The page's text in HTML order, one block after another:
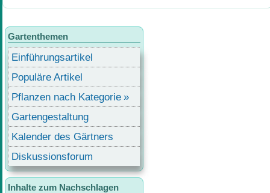
Gartenthemen
Einführungsartikel
Populäre Artikel
Pflanzen nach Kategorie
Gartengestaltung
Kalender des Gärtners
Diskussionsforum
Inhalte zum Nachschlagen